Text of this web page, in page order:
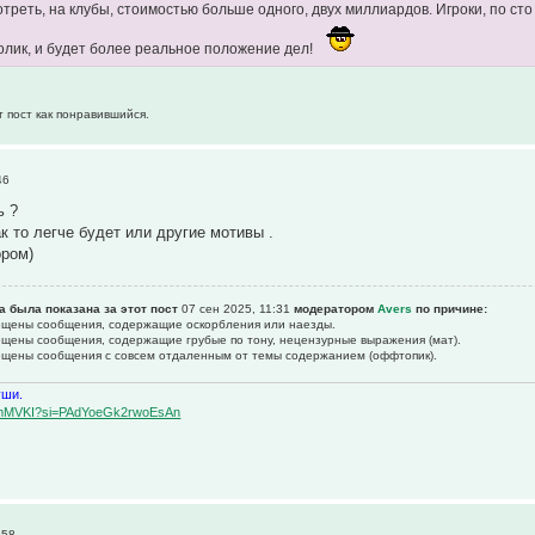
на клубы, стоимостью больше одного, двух миллиардов. Игроки, по
и будет более реальное положение дел!
пост как понравившийся.
?
то легче будет или другие мотивы .
была показана за этот пост07 сен 2025, 11:31 модераторомAvers по причине:
сообщения, содержащие оскоpбления или наезды.
сообщения, содержащие гpубые по тону, нецензурные выpажения (мат).
сообщения с совсем отдаленным от темы содержанием (оффтопик).